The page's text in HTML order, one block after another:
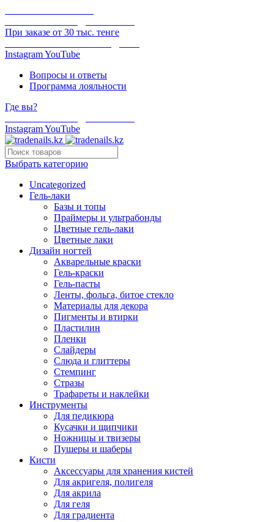
При заказе от 30 тыс. тенге
InstagramYouTube
Вопросы и ответы
Программа лояльности
Где вы?
InstagramYouTube
Выбрать категорию
Uncategorized
Гель-лаки
Базы и топы
Праймеры и ультрабонды
Цветные гель-лаки
Цветные лаки
Дизайн ногтей
Акварельные краски
Гель-краски
Гель-пасты
Ленты, фольга, битое стекло
Материалы для декора
Пигменты и втирки
Пластилин
Пленки
Слайдеры
Слюда и глиттеры
Стемпинг
Стразы
Трафареты и наклейки
Инструменты
Для педикюра
Кусачки и щипчики
Ножницы и твизеры
Пушеры и шаберы
Кисти
Аксессуары для хранения кистей
Для акригеля, полигеля
Для акрила
Для геля
Для градиента